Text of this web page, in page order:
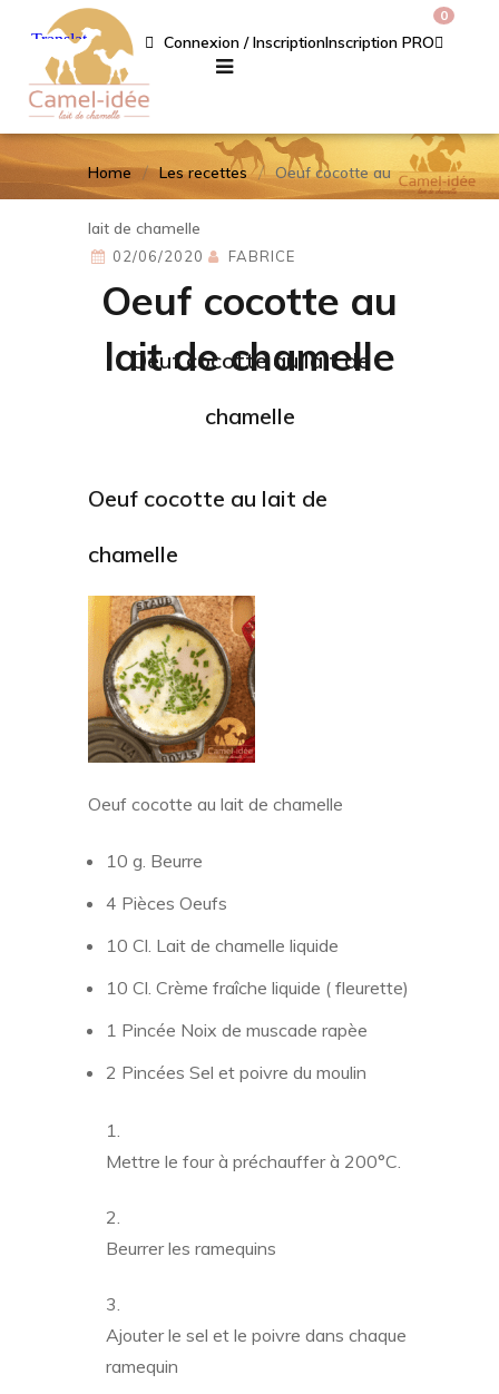
Connexion / InscriptionInscription PRO
0
Home Les recettes Oeuf cocotte au
lait de chamelle
Oeuf cocotte au
lait de chamelle
02/06/2020 FABRICE
Oeuf cocotte au lait de
chamelle
Oeuf cocotte au lait de
chamelle
Oeuf cocotte au lait de chamelle
10 g. Beurre
4 Pièces Oeufs
10 Cl. Lait de chamelle liquide
10 Cl. Crème fraîche liquide ( fleurette)
1 Pincée Noix de muscade rapèe
2 Pincées Sel et poivre du moulin
Mettre le four à préchauffer à 200°C.
Beurrer les ramequins
Ajouter le sel et le poivre dans chaque
ramequin